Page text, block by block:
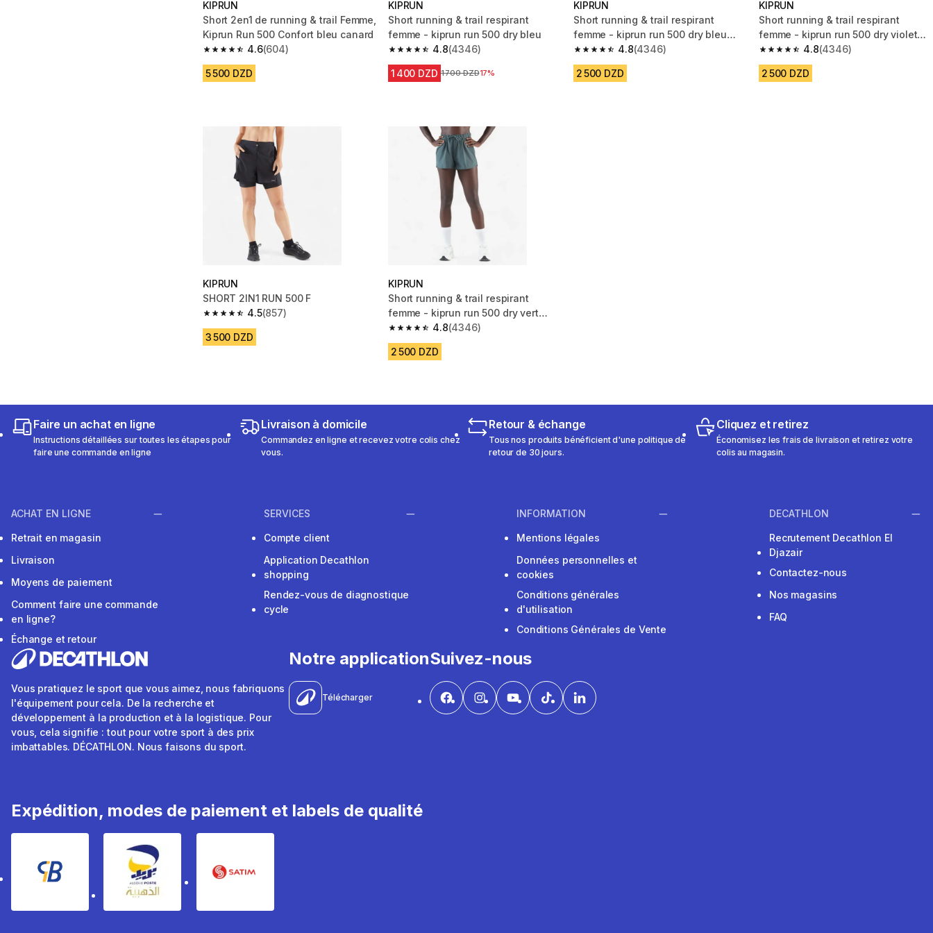
KIPRUN
Short 2en1 de running & trail Femme,
Kiprun Run 500 Confort bleu canard
4.6
4.6 out of 5 stars from 604 reviews
(604)
5 500 DZD
KIPRUN
Short running & trail respirant
femme - kiprun run 500 dry bleu
4.8
4.8 out of 5 stars from 4346 reviews
(4346)
1 400 DZD Prix avant la réduction
1 700 DZD17%
KIPRUN
Short running & trail respirant
femme - kiprun run 500 dry bleu
canard
4.8
4.8 out of 5 stars from 4346 reviews
(4346)
2 500 DZD
KIPRUN
Short running & trail respirant
femme - kiprun run 500 dry violet
foncé
4.8
4.8 out of 5 stars from 4346 reviews
(4346)
2 500 DZD
KIPRUN
SHORT 2IN1 RUN 500 F
4.5
4.5 out of 5 stars from 857 reviews
(857)
3 500 DZD
KIPRUN
Short running & trail respirant
femme - kiprun run 500 dry vert
foncé
4.8
4.8 out of 5 stars from 4346 reviews
(4346)
2 500 DZD
Faire un achat en ligne
Instructions détaillées sur toutes les étapes pour
faire une commande en ligne
Livraison à domicile
Commandez en ligne et recevez votre colis chez
vous.
Retour & échange
Tous nos produits bénéficient d'une politique de
retour de 30 jours.
Cliquez et retirez
Économisez les frais de livraison et retirez votre
colis au magasin.
ACHAT EN LIGNE
Retrait en magasin
Livraison
Moyens de paiement
Comment faire une commande
en ligne?
Échange et retour
SERVICES
Compte client
Application Decathlon
shopping
Rendez-vous de diagnostique
cycle
INFORMATION
Mentions légales
Données personnelles et
cookies
Conditions générales
d'utilisation
Conditions Générales de Vente
DECATHLON
Recrutement Decathlon El
Djazair
Contactez-nous
Nos magasins
FAQ
Vous pratiquez le sport que vous aimez, nous fabriquons
l'équipement pour cela. De la recherche et
développement à la production et à la logistique. Pour
vous, cela signifie : tout pour votre sport à des prix
imbattables. DÉCATHLON. Nous faisons du sport.
Notre application
Télécharger
Suivez-nous
Expédition, modes de paiement et labels de qualité